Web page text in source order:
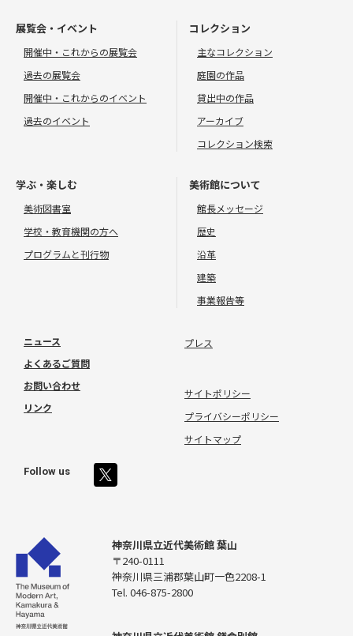
展覧会・イベント
開催中・これからの展覧会
過去の展覧会
開催中・これからのイベント
過去のイベント
コレクション
主なコレクション
庭園の作品
貸出中の作品
アーカイブ
コレクション検索
学ぶ・楽しむ
美術図書室
学校・教育機関の方へ
プログラムと刊行物
美術館について
館長メッセージ
歴史
沿革
建築
事業報告等
ニュース
よくあるご質問
お問い合わせ
リンク
プレス
サイトポリシー
プライバシーポリシー
サイトマップ
Follow us
神奈川県立近代美術館 葉山
〒240-0111
神奈川県三浦郡葉山町一色2208-1
Tel. 046-875-2800